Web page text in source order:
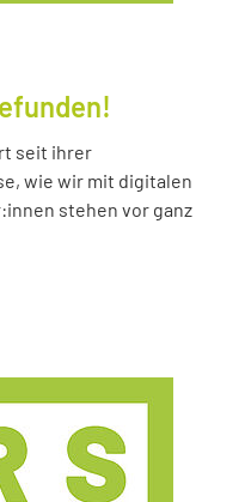
seit ihrer
wie wir mit digitalen
stehen vor ganz